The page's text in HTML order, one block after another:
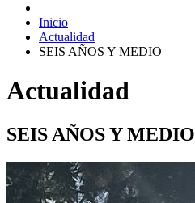
Inicio
Actualidad
SEIS AÑOS Y MEDIO
Actualidad
SEIS AÑOS Y MEDIO